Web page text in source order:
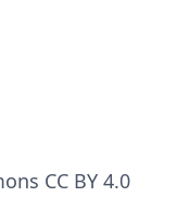
CC BY 4.0